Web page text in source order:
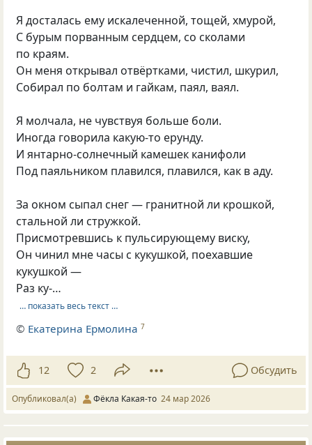
Я досталась ему искалеченной, тощей, хмурой,
С бурым порванным сердцем, со сколами
по краям.
Он меня открывал отвёртками, чистил, шкурил,
Собирал по болтам и гайкам, паял, ваял.
Я молчала, не чувствуя больше боли.
Иногда говорила какую-то ерунду.
И янтарно-солнечный камешек канифоли
Под паяльником плавился, плавился, как в аду.
За окном сыпал снег — гранитной ли крошкой,
стальной ли стружкой.
Присмотревшись к пульсирующему виску,
Он чинил мне часы с кукушкой, поехавшие
кукушкой —
Раз ку-…
… показать весь текст …
© Екатерина Ермолина 7
12 2 Обсудить
Опубликовал(а) Фёкла Какая-то 24 мар 2026